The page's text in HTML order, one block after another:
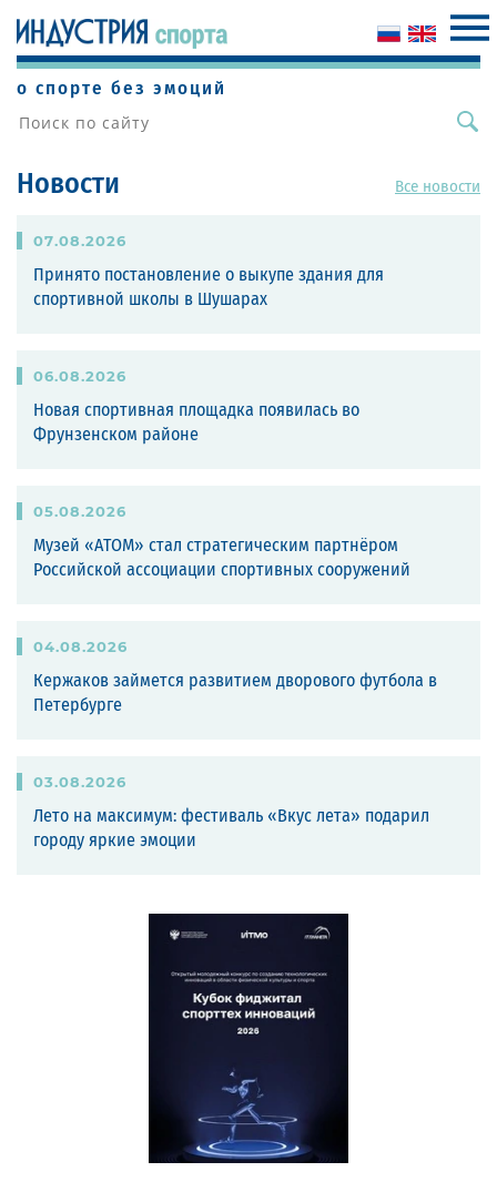
о спорте без эмоций
Новости Все новости
07.08.2026
Принято постановление о выкупе здания для
спортивной школы в Шушарах
06.08.2026
Новая спортивная площадка появилась во
Фрунзенском районе
05.08.2026
Музей «АТОМ» стал стратегическим партнёром
Российской ассоциации спортивных сооружений
04.08.2026
Кержаков займется развитием дворового футбола в
Петербурге
03.08.2026
Лето на максимум: фестиваль «Вкус лета» подарил
городу яркие эмоции